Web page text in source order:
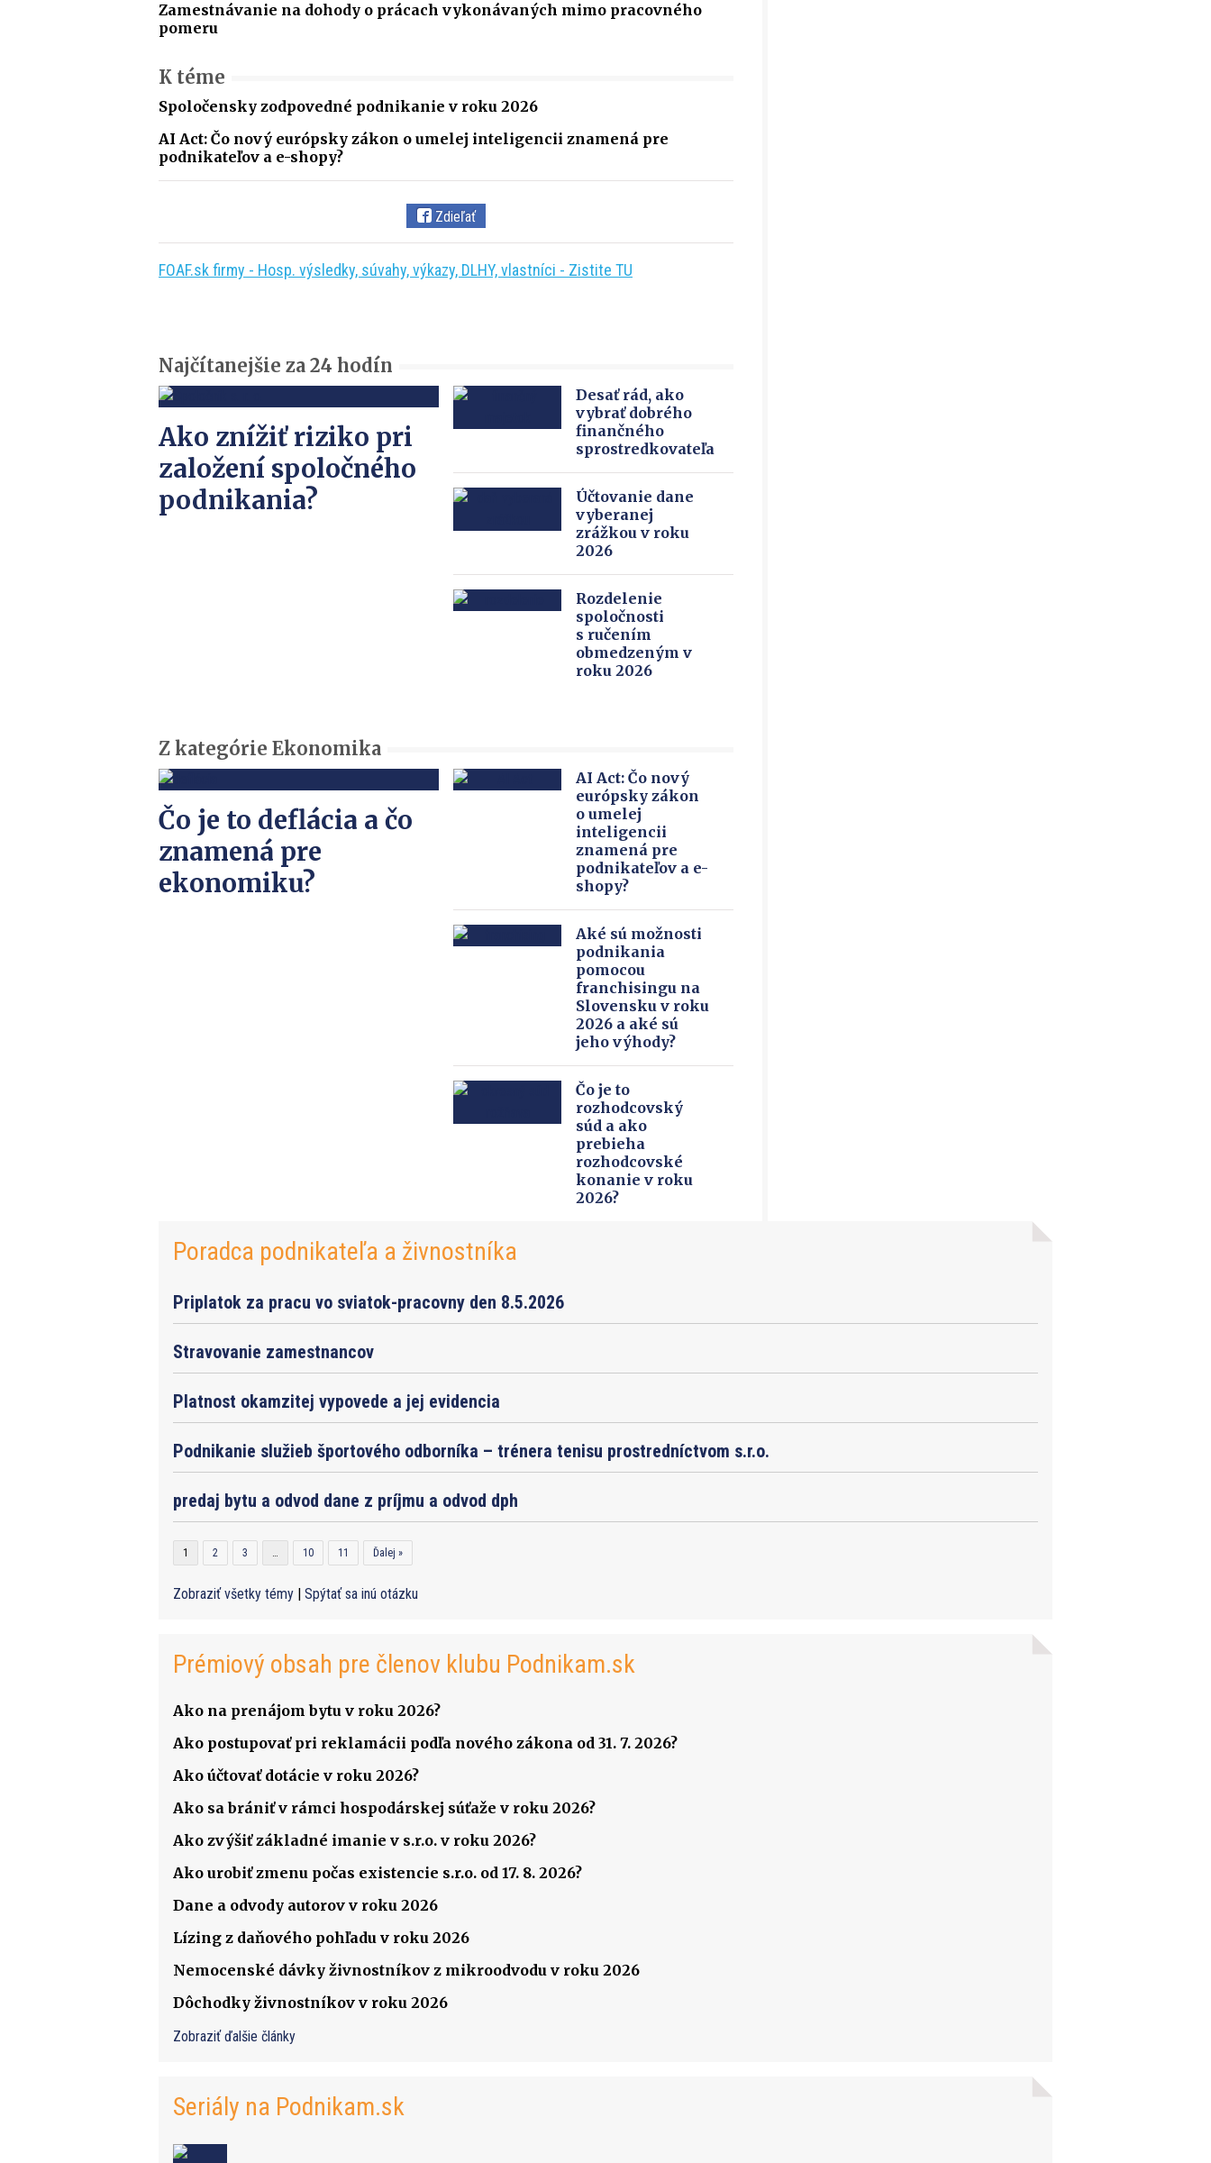
Zamestnávanie na dohody o prácach vykonávaných mimo pracovného
pomeru
K téme
Spoločensky zodpovedné podnikanie v roku 2026
AI Act: Čo nový európsky zákon o umelej inteligencii znamená pre
podnikateľov a e-shopy?
Zdieľať
FOAF.sk firmy - Hosp. výsledky, súvahy, výkazy, DLHY, vlastníci - Zistite TU
Najčítanejšie za 24 hodín
Ako znížiť riziko pri
založení spoločného
podnikania?
Desať rád, ako
vybrať dobrého
finančného
sprostredkovateľa
Účtovanie dane
vyberanej
zrážkou v roku
2026
Rozdelenie
spoločnosti
s ručením
obmedzeným v
roku 2026
Z kategórie Ekonomika
Čo je to deflácia a čo
znamená pre
ekonomiku?
AI Act: Čo nový
európsky zákon
o umelej
inteligencii
znamená pre
podnikateľov a e-
shopy?
Aké sú možnosti
podnikania
pomocou
franchisingu na
Slovensku v roku
2026 a aké sú
jeho výhody?
Čo je to
rozhodcovský
súd a ako
prebieha
rozhodcovské
konanie v roku
2026?
Poradca podnikateľa a živnostníka
Priplatok za pracu vo sviatok-pracovny den 8.5.2026
Stravovanie zamestnancov
Platnost okamzitej vypovede a jej evidencia
Podnikanie služieb športového odborníka – trénera tenisu prostredníctvom s.r.o.
predaj bytu a odvod dane z príjmu a odvod dph
1 2 3 … 10 11 Ďalej »
Zobraziť všetky témy Spýtať sa inú otázku
Prémiový obsah pre členov klubu Podnikam.sk
Ako na prenájom bytu v roku 2026?
Ako postupovať pri reklamácii podľa nového zákona od 31. 7. 2026?
Ako účtovať dotácie v roku 2026?
Ako sa brániť v rámci hospodárskej súťaže v roku 2026?
Ako zvýšiť základné imanie v s.r.o. v roku 2026?
Ako urobiť zmenu počas existencie s.r.o. od 17. 8. 2026?
Dane a odvody autorov v roku 2026
Lízing z daňového pohľadu v roku 2026
Nemocenské dávky živnostníkov z mikroodvodu v roku 2026
Dôchodky živnostníkov v roku 2026
Zobraziť ďalšie články
Seriály na Podnikam.sk